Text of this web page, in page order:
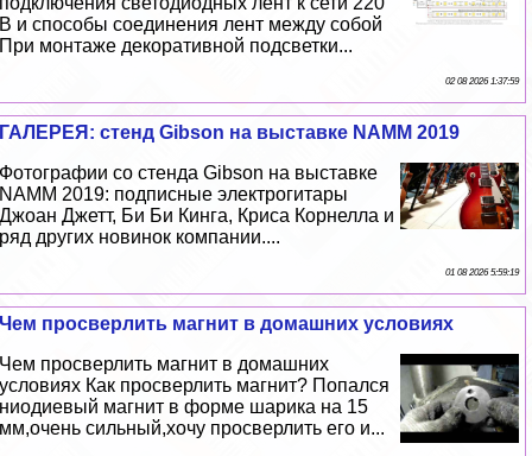
В и способы соединения лент между собой
При монтаже декоративной подсветки...
02 08 2026 1:37:59
ГАЛЕРЕЯ: стенд Gibson на выставке NAMM 2019
Фотографии со стенда Gibson на выставке
NAMM 2019: подписные электрогитары
Джоан Джетт, Би Би Кинга, Криса Корнелла и
ряд других новинок компании....
01 08 2026 5:59:19
Чем просверлить магнит в домашних условиях
Чем просверлить магнит в домашних
условиях Как просверлить магнит? Попался
ниодиевый магнит в форме шарика на 15
мм,очень сильный,хочу просверлить его и...